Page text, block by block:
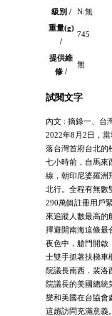
級別 /
N:無
重量(g)
/
745
提供維
修 /
無
試閱文字
內文 : 摘錄一、台
2022年8月2日，
落台灣首府台北的
七小時前，自馬來
線，朝印尼婆羅洲
北行。全程有無數
290萬個註冊用戶
來追蹤人數最高的
擇避開南海這條最
夜色中，艙門開啟
士雙手抓著扶梯車
院議長南西．裴洛
院議長的美國總統
燮和美國在台協會
這趟訪問充滿意義